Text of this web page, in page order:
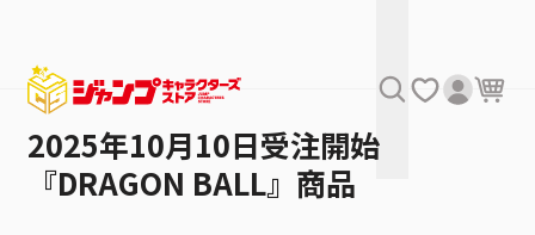
2025年10月10日受注開始
『DRAGON BALL』商品